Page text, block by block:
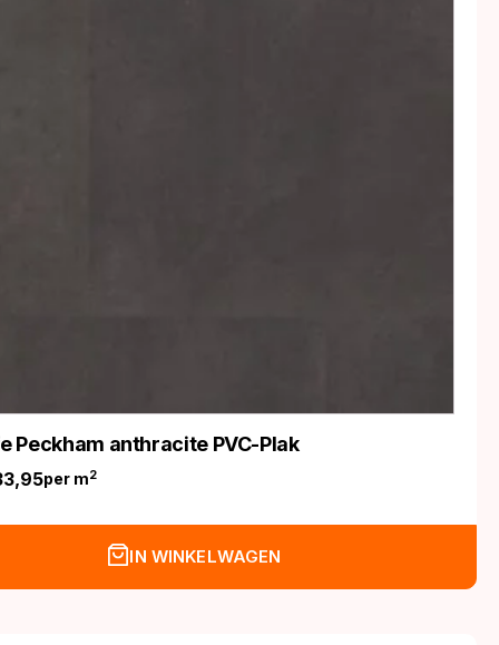
Peckham anthracite PVC-Plak
per m2
IN WINKELWAGEN